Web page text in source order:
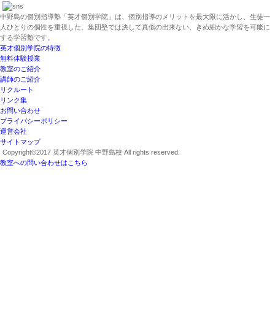
中野島の個別指導塾「英才個別学院」は、個別指導のメリットを最大限に活かし、生徒一
人ひとりの個性を重視した、集団塾では決して真似の出来ない、きめ細かな学習を可能に
する学習塾です。
英才個別学院の特徴
無料体験授業
教室のご紹介
講師のご紹介
リクルート
リンク集
お問い合わせ
プライバシーポリシー
運営会社
サイトマップ
Copyright©2017 英才個別学院 中野島校 All rights reserved.
教室への問い合わせはこちら